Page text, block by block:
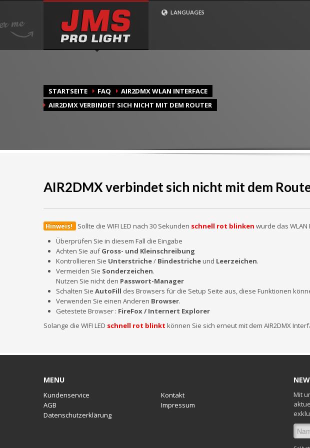
Wie Bestelle Ich?
Gehen Sie zu unserem
LANGUAGES
STARTSEITE FAQ
AIR2DMX WLAN INTERFACE
AIR2DMX VERBINDET SICH NICHT MIT DEM ROUTER
AIR2DMX verbindet sich nicht mit dem
Hinweis! Sollte die WIFI LED nach 30 Sekunden schnell rot blinken wurde das
Überprüfen Sie in diesem Fall die Eingabe
Achten Sie aufGross- und Kleinschreibung
Kontrollieren Sie Unterstriche/ Bindestricheund Leerzeichen.
Vermeiden Sie Sonderzeichen.
Nutzen Sie nicht den Passwort-Manager
Schalten Sie AutoFill des Browsers für die Setup Seite aus, diese Funktionen
Verwenden Sie einen Anderen Browser.
Getestete Browser : FireFox / Internert Explorer
Solange die WIFI LED schnell rot blinkt können Sie sich erneut mit dem AIR2DMX
MENU
Kundenservice
Kontakt
AGB
Impressum
Datenschutzerklärung
Mit